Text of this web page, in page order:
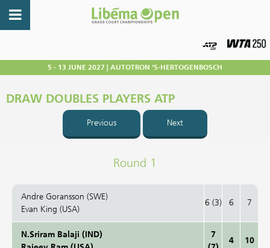
5 - 13 JUNE 2027 | AUTOTRON 'S-HERTOGENBOSCH
DRAW DOUBLES PLAYERS ATP